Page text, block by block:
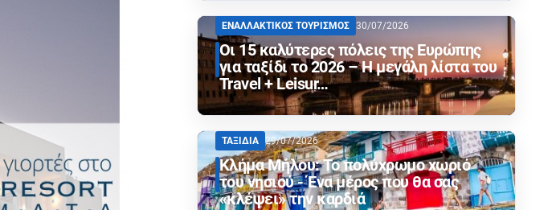
ΕΝΑΛΛΑΚΤΙΚΟΣ ΤΟΥΡΙΣΜΟΣ 30/07/2026
Οι 15 καλύτερες πόλεις της Ευρώπης
για ταξίδι το 2026 – Η μεγάλη λίστα του
Travel + Leisur…
ΤΑΞΙΔΙΑ 29/07/2026
Κλήμα Μήλου: Το πολύχρωμο χωριό
του νησιού - Ένα μέρος που θα σας
«κλέψει» την καρδιά